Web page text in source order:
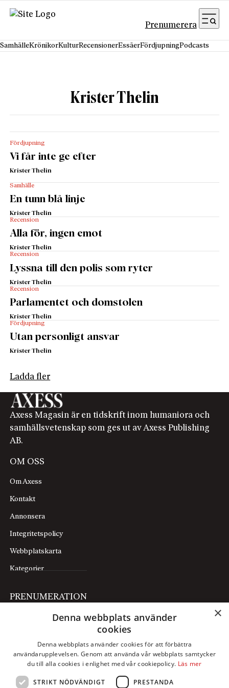
Hoppa till innehåll
Prenumerera
SamhälleKrönikorKulturRecensionerEssäerFördjupningPodcasts
Krister Thelin
Fördjupning
Vi får inte ge efter
Krister Thelin
Samhälle
En tunn blå linje
Krister Thelin
Recension
Alla för, ingen emot
Krister Thelin
Recension
Lyssna till den polis som ryter
Krister Thelin
Recension
Parlamentet och domstolen
Krister Thelin
Fördjupning
Utan personligt ansvar
Krister Thelin
Ladda fler
Axess Magasin är en tidskrift inom humaniora och
samhällsvetenskap som ges ut av Axess Publishing
AB.
OM OSS
Om Axess
Kontakt
Annonsera
Integritetspolicy
Webbplatskarta
Kategorier
PRENUMERATION
FÖLJ OSS
Facebook
×
Denna webbplats använder
cookies
Denna webbplats använder cookies för att förbättra
användarupplevelsen. Genom att använda vår webbplats samtycker
du till alla cookies i enlighet med vår cookiepolicy. Läs mer
STRIKT NÖDVÄNDIGT PRESTANDA